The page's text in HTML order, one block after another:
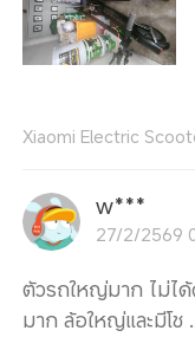
Xiaomi Electric
w***
27/2/2569
ตัวรถใหญ่มาก ไม่ไ
มาก ล้อใหญ่และมีโช